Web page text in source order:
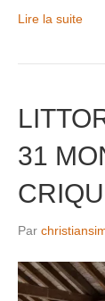
Lire la suite
31
Par